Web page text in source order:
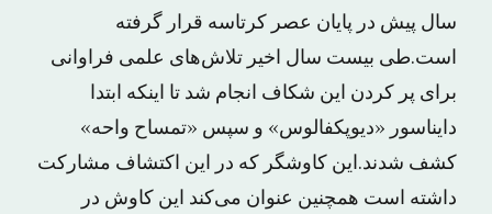
سال پیش در پایان عصر کرتاسه قرار گرفته
است.طی بیست سال اخیر تلاش‌های علمی فراوانی
برای پر کردن این شکاف انجام شد تا اینکه ابتدا
دایناسور «دیوپکفالوس» و سپس «تمساح واحه»
کشف شدند.این کاوشگر که در این اکتشاف مشارکت
داشته است همچنین عنوان می‌کند این کاوش در